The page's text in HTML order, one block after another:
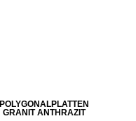
POLYGONALPLATTEN
GRANIT ANTHRAZIT